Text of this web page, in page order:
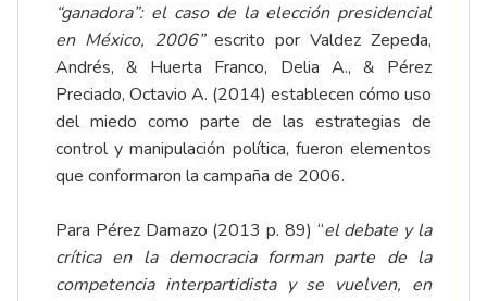
“ganadora”: el caso de la elección presidencial
en México, 2006”escrito por Valdez Zepeda,
Andrés, & Huerta Franco, Delia A., & Pérez
Preciado, Octavio A. (2014) establecen cómo uso
del miedo como parte de las estrategias de
control y manipulación política, fueron elementos
que conformaron la campaña de 2006.
Para Pérez Damazo (2013 p. 89) “el debate y la
crítica en la democracia forman parte de la
competencia interpartidista y se vuelven, en